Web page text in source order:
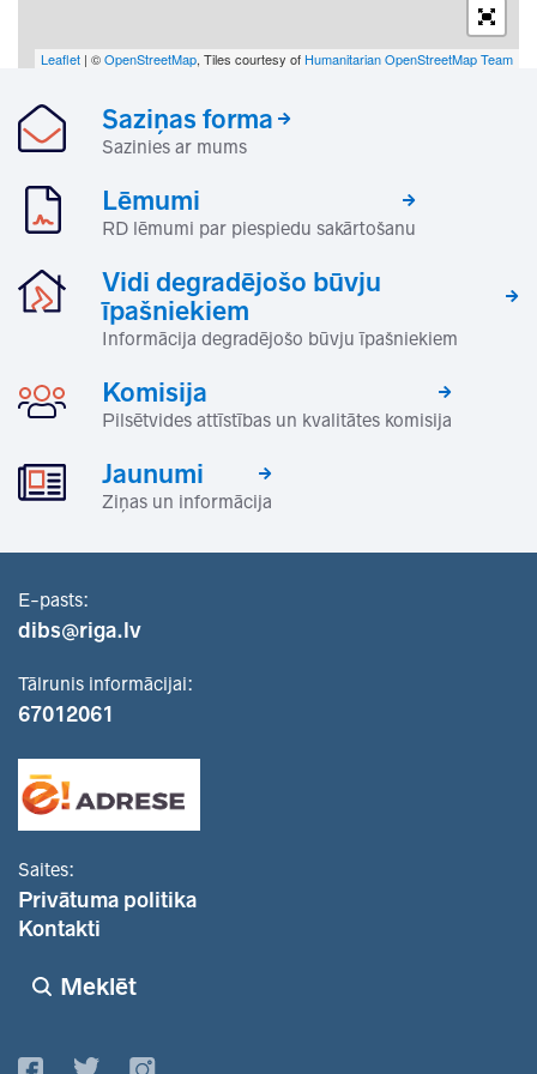
Leaflet | ©OpenStreetMap, Tiles courtesy of Humanitarian OpenStreetMap Team
Saziņas forma
Sazinies ar mums
Lēmumi
RD lēmumi par piespiedu sakārtošanu
Vidi degradējošo būvju
īpašniekiem
Informācija degradējošo būvju īpašniekiem
Komisija
Pilsētvides attīstības un kvalitātes komisija
Jaunumi
Ziņas un informācija
E-pasts:
dibs@riga.lv
Tālrunis informācijai:
67012061
Saites:
Privātuma politika
Kontakti
Meklēt